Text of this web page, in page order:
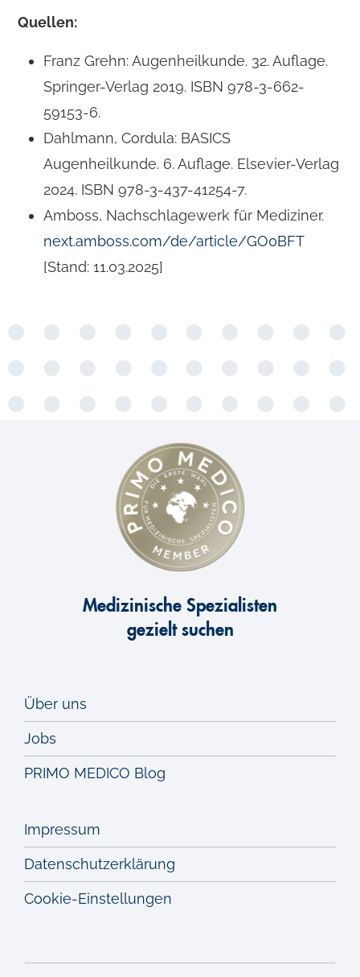
Quellen:
Franz Grehn: Augenheilkunde. 32. Auflage.
Springer-Verlag 2019. ISBN 978-3-662-
59153-6.
Dahlmann, Cordula: BASICS
Augenheilkunde. 6. Auflage. Elsevier-Verlag
2024. ISBN 978-3-437-41254-7.
Amboss, Nachschlagewerk für Mediziner.
next.amboss.com/de/article/GO0BFT
[Stand: 11.03.2025]
Medizinische Spezialisten
gezielt suchen
Über uns
Jobs
PRIMO MEDICO Blog
Impressum
Datenschutzerklärung
Cookie-Einstellungen